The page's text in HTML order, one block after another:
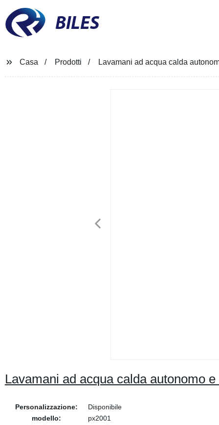
BILES
Casa Prodotti Lavamani ad acqua calda
Lavamani ad acqua calda autonomo
Personalizzazione:
Disponibile
modello:
px2001